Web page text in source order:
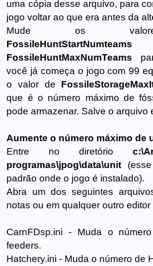
uma cópia desse arquivo, para
jogo voltar ao que era antes da
Mude os
FossileHuntStartNumteams
FossileHuntMaxNumTeams
você já começa o jogo com 99
o valor de
que é o número máximo de
pode armazenar. Salve o arquivo
Aumente o número máximo de
Entre no diretório
programas\jpog\data\unit
padrão onde o jogo é instalado).
Abra um dos seguintes
notas ou em qualquer outro editor
CarnFDsp.ini - Muda o
feeders.
Hatchery.ini - Muda o número de